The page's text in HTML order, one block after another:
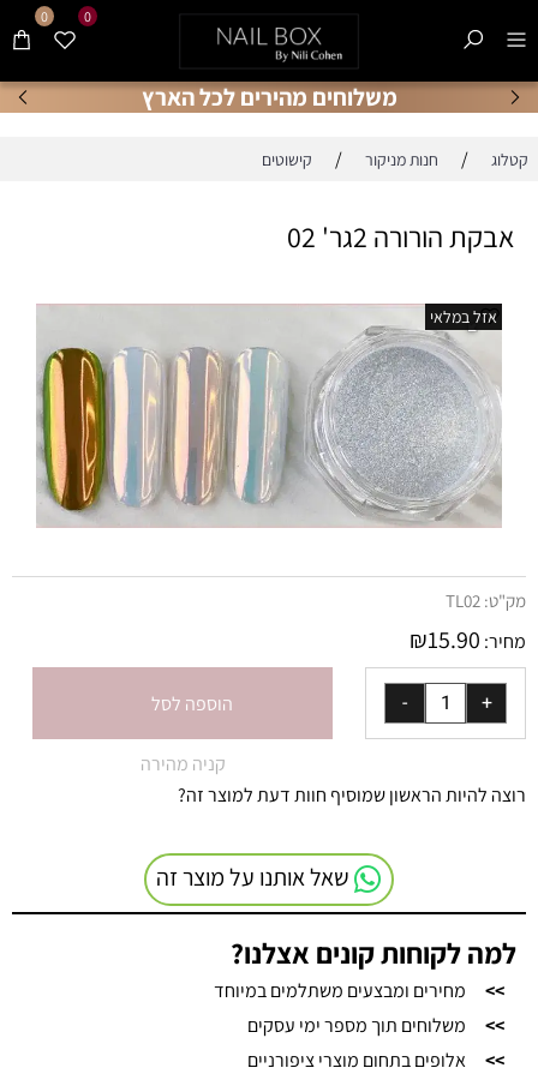
משלוחים מהירים לכל הארץ
0 0
קטלוג / חנות מניקור / קישוטים
אבקת הורורה 2גר' 02
אזל במלאי
מק"ט: TL02
מחיר: ₪15.90
הוספה לסל
קניה מהירה
רוצה להיות הראשון שמוסיף חוות דעת למוצר זה?
שאל אותנו על מוצר זה
למה לקוחות קונים אצלנו?
>>
מחירים ומבצעים משתלמים במיוחד
>>
משלוחים תוך מספר ימי עסקים
>>
אלופים בתחום מוצרי ציפורניים